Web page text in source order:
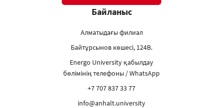
Байланыс
Алматыдағы филиал
Байтұрсынов көшесі, 124В.
Energo University қабылдау
бөлімінің телефоны / WhatsApp
+7 707 837 33 77
info@anhalt.university